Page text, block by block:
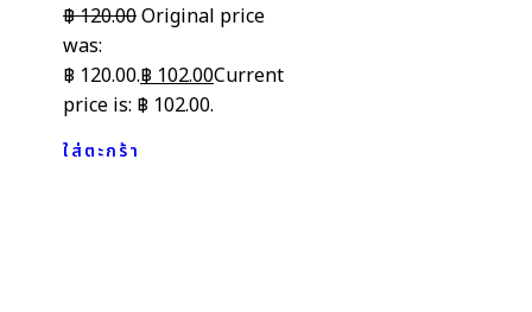
฿120.00Original price
was:
฿ 120.00.฿102.00Current
price is: ฿ 102.00.
ใส่ตะกร้า